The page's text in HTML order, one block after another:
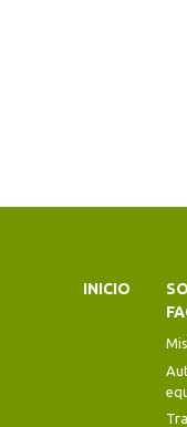
INICIO